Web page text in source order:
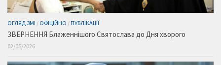
ОГЛЯД ЗМІ / ОФІЦІЙНО /ПУБЛІКАЦІЇ
ЗВЕРНЕННЯ Блаженнішого Святослава до Дня хворого
02/05/2026